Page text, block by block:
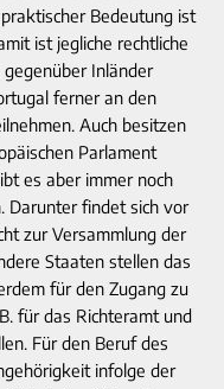
Bedeutung ist
ist jegliche rechtliche
Inländer
ferner an den
Auch besitzen
Parlament
es aber immer noch
Darunter findet sich vor
zur Versammlung der
Staaten stellen das
für den Zugang zu
für das Richteramt und
Für den Beruf des
infolge der